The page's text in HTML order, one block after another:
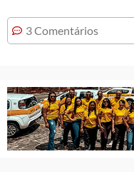
3 Comentários